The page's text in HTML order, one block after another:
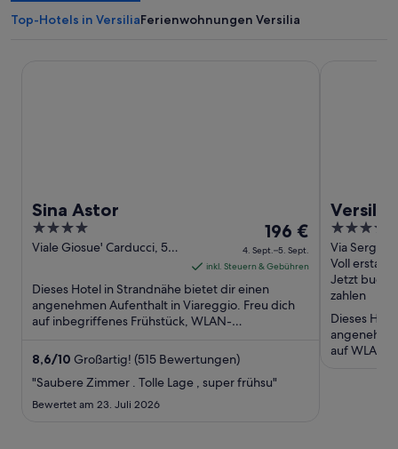
Top-Hotels in VersiliaFerienwohnungen Versilia
Sina Astor
4
out
5
Viale Giosue' Carducci, 54
Der
Preis
beträgt
196 €
pro
Sept.
196 €
4. Sept.–5. Sept.
inkl. Steuern & Gebühren
Dieses Hotel in Strandnähe bietet dir einen
angenehmen Aufenthalt in Viareggio. Freu dich
auf inbegriffenes Frühstück, WLAN-
...
8,6/10 Großartig! (515 Bewertungen)
"Saubere Zimmer . Tolle Lage , super frühsu"
Bewertet am 23. Juli 2026
Versilia
4
out
of
5
Via Sergio
335/337
Voll
Jetzt
zahlen
Dieses
auf WLAN-